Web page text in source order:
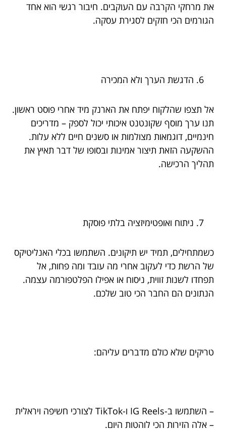
את מרחקי הקרבה עם העוקבים. חיבור רגשי הוא אחד
הגורמים הכי חזקים לסגירת עסקה.
הדגשת הערך ולא המכירה
אל תצפו שהלקוח יפתח את הארנק מיד אחרי פוסט ראשון.
תנו ערך מוסף שקונטנט איכותי יכול לספק – מדריכים
חינמיים, דוגמאות מצולמות או סשנים חיים ללא עלות.
ההשקעה הזאת תיצור אמינות ובסופו של דבר תאיץ את
תהליך הרכישה.
ניתוח ואופטימיזציה בלתי פוסקת
כשמתחילים, תמיד יש תיקונים. השתמשו בכלי האנליטיקס
של הרשת כדי לעקוב אחרי מה עובד ומה פחות, אל
תפחדו לשנות זווית, ניסוח או אפילו הפלטפורמה עצמה.
הנתונים הם החבר הכי טוב שלכם.
טריקים שלא כולם מדברים עליהם:
– השתמשו ב-IG Reels ו-TikTok לצורכי חשיפה ויראלית
– אלה הזירות הכי לוהטות היום.